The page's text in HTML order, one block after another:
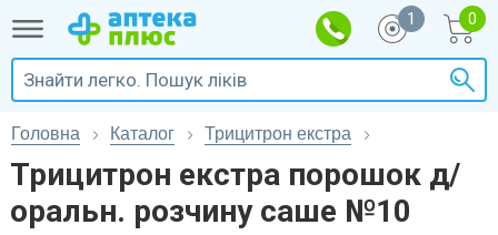
1
Головна Каталог Трицитрон екстра
Трицитрон екстра порошок д/
оральн. розчину саше №10